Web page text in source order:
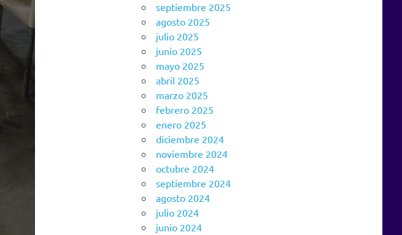
septiembre 2025
agosto 2025
julio 2025
junio 2025
mayo 2025
abril 2025
marzo 2025
febrero 2025
enero 2025
diciembre 2024
noviembre 2024
octubre 2024
septiembre 2024
agosto 2024
julio 2024
junio 2024